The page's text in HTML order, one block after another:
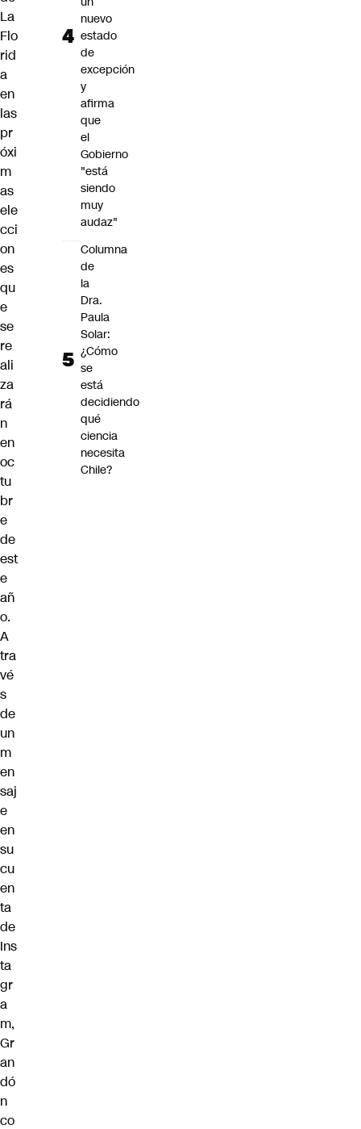
La
Flo
rid
a
en
las
pr
óxi
m
as
ele
cci
on
es
qu
e
se
re
ali
za
rá
n
en
oc
tu
br
e
de
est
e
añ
o.
A
tra
vé
s
de
un
m
en
saj
e
en
su
cu
en
ta
de
Ins
ta
gr
a
m,
Gr
an
dó
n
co
nuevo
estado
de
excepción
y
afirma
que
el
Gobierno
"está
siendo
muy
audaz"
Columna
de
la
Dra.
Paula
Solar:
¿Cómo
se
está
decidiendo
qué
ciencia
necesita
Chile?